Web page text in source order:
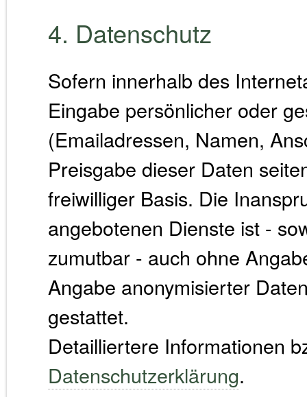
4. Datenschutz
Sofern innerhalb des
Eingabe persönlicher oder
(Emailadressen, Namen,
Preisgabe dieser Daten
freiwilliger Basis. Die
angebotenen Dienste ist -
zumutbar - auch ohne
Angabe anonymisierter
gestattet.
Detailliertere Informationen
Datenschutzerklärung.